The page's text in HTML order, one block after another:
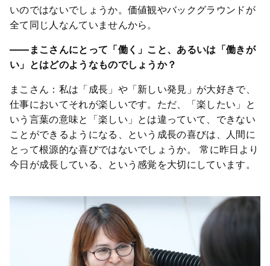
いのではないでしょうか。価値観やバックグラウンドが
全て同じ人なんていませんから。
――まこさんにとって「働く」こと、あるいは「働きが
い」とはどのようなものでしょうか？
まこさん：私は「成長」や「新しい発見」が大好きで、
仕事においてそれが楽しいです。ただ、「楽したい」と
いう言葉の意味と「楽しい」とは違っていて、できない
ことができるようになる、という成長の喜びは、人間に
とって根源的な喜びではないでしょうか。 常に昨日より
今日が成長している、という感覚を大切にしています。